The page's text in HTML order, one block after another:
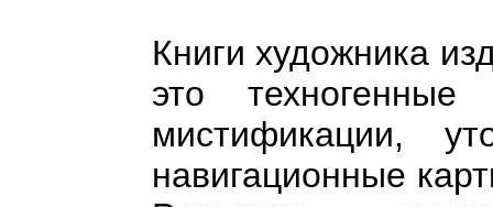
Книги художника
это
мистификации,
навигационные